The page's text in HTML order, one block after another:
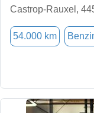
Castrop-Rauxel,
54.000 km